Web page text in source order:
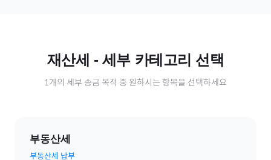
재산세 - 세부 카테고리 선택
1개의 세부 송금 목적 중 원하시는 항목을 선택하세요
부동산세
부동산세 납부